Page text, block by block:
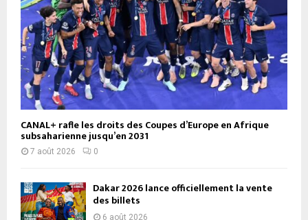
CANAL+ rafle les droits des Coupes d’Europe en Afrique
subsaharienne jusqu’en 2031
7 août 2026 0
Dakar 2026 lance officiellement la vente
des billets
6 août 2026